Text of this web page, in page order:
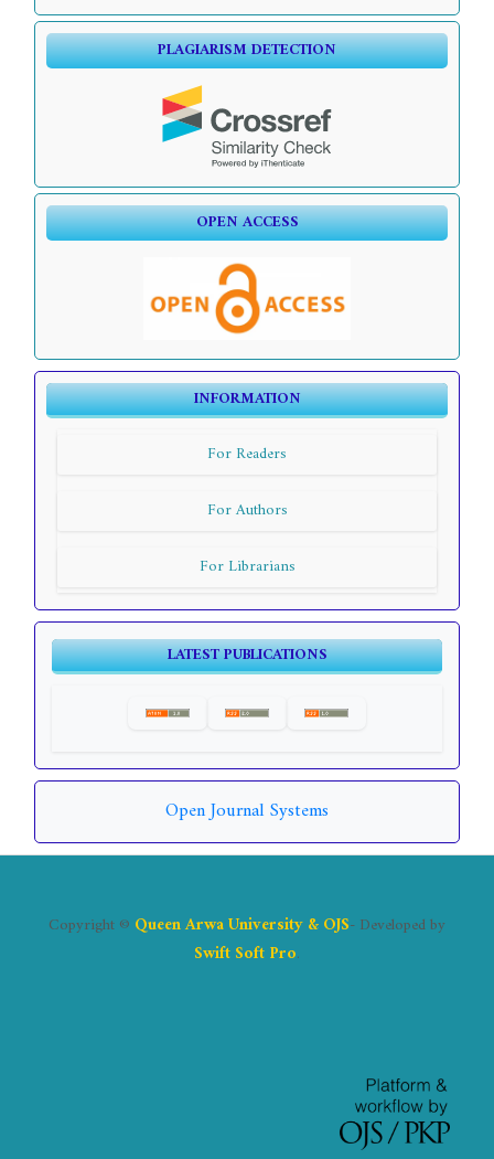
PLAGIARISM DETECTION
OPEN ACCESS
INFORMATION
For Readers
For Authors
For Librarians
LATEST PUBLICATIONS
Open Journal Systems
Copyright © Queen Arwa University & OJS- Developed by
Swift Soft Pro.